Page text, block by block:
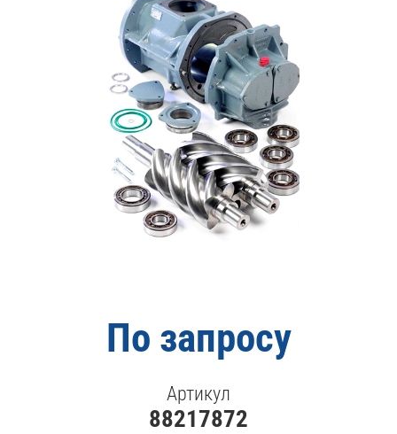
По запросу
Артикул
88217872